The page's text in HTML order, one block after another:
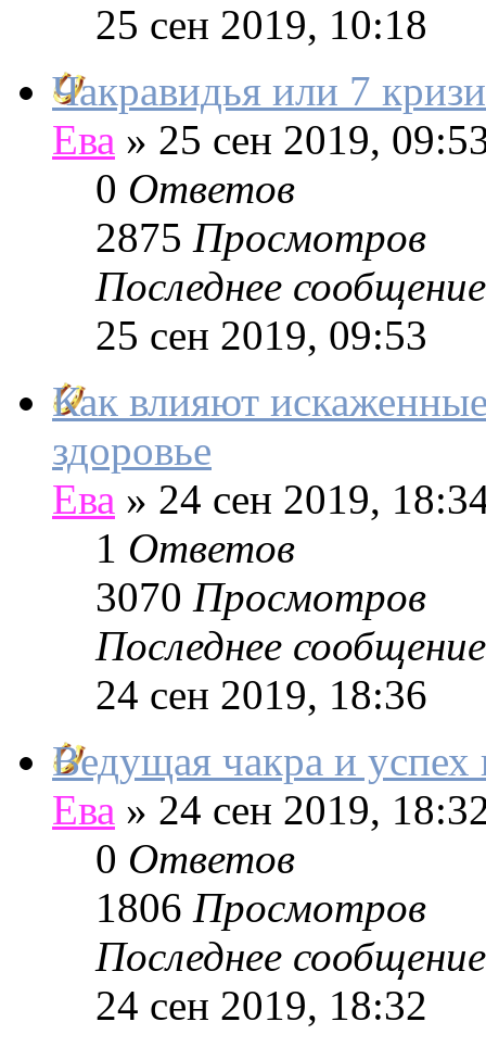
25 сен 2019, 10:18
Чакравидья или 7
Ева » 25 сен 2019,
0 Ответов
2875 Просмотров
Последнее сообщение
25 сен 2019, 09:53
Как влияют
здоровье
Ева » 24 сен 2019,
1 Ответов
3070 Просмотров
Последнее сообщение
24 сен 2019, 18:36
Ведущая чакра и успех
Ева » 24 сен 2019,
0 Ответов
1806 Просмотров
Последнее сообщение
24 сен 2019, 18:32